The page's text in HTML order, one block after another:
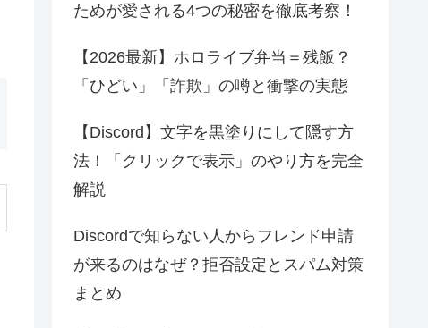
ためが愛される4つの秘密を徹底考察！
【2026最新】ホロライブ弁当＝残飯？
「ひどい」「詐欺」の噂と衝撃の実態
【Discord】文字を黒塗りにして隠す方
法！「クリックで表示」のやり方を完全
解説
Discordで知らない人からフレンド申請
が来るのはなぜ？拒否設定とスパム対策
まとめ